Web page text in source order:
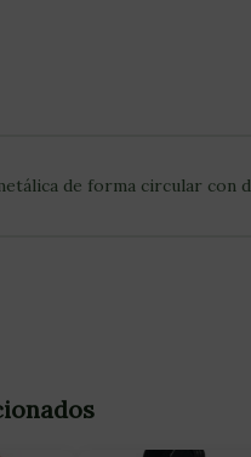
de forma circular con